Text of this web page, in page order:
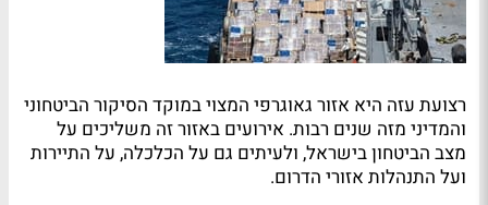
רצועת עזה היא אזור גאוגרפי המצוי במוקד הסיקור הביטחוני
והמדיני מזה שנים רבות. אירועים באזור זה משליכים על
מצב הביטחון בישראל, ולעיתים גם על הכלכלה, על התיירות
ועל התנהלות אזורי הדרום.